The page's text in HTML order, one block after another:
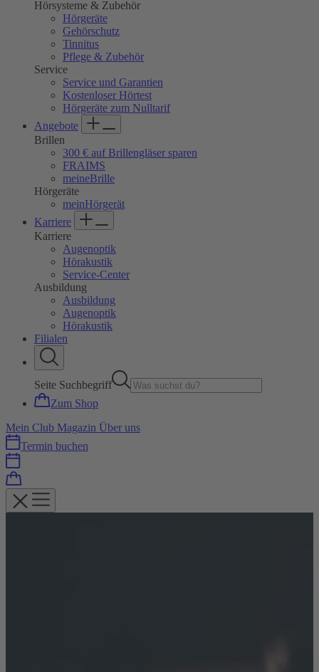
Hörsysteme & Zubehör
Hörgeräte
Gehörschutz
Tinnitus
Pflege & Zubehör
Service
Service und Garantien
Kostenloser Hörtest
Hörgeräte zum Nulltarif
Angebote
Brillen
300 € auf Brillengläser sparen
FRAIMS
meineBrille
Hörgeräte
meinHörgerät
Karriere
Karriere
Augenoptik
Hörakustik
Service-Center
Ausbildung
Ausbildung
Augenoptik
Hörakustik
Filialen
Seite Suchbegriff
Zum Shop
Mein Club Magazin Über uns
Termin buchen